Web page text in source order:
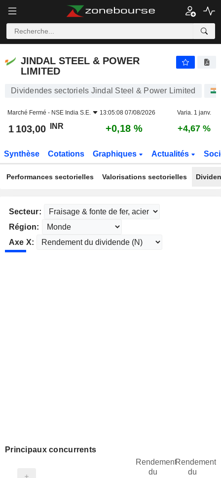
JINDAL STEEL & POWER
LIMITED
Dividendes sectoriels Jindal Steel & Power Limited
Marché Fermé - NSE India S.E. 13:05:08 07/08/2026 Varia. 1 janv.
1 103,00 INR +0,18 % +4,67 %
Synthèse Cotations Graphiques Actualités
Performances sectorielles Valorisations sectorielles
Secteur:
Région:
Axe X:
Principaux concurrents
Rendement
du
Rendement
du